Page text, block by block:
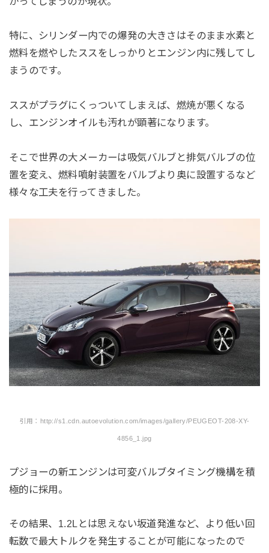
特に、シリンダー内での爆発の大きさはそのまま水素と
燃料を燃やしたススをしっかりとエンジン内に残してし
まうのです。
ススがプラグにくっついてしまえば、燃焼が悪くなる
し、エンジンオイルも汚れが顕著になります。
そこで世界の大メーカーは吸気バルブと排気バルブの位
置を変え、燃料噴射装置をバルブより奥に設置するなど
様々な工夫を行ってきました。
引用：http://s1.cdn.autoevolution.com/images/gallery/PEUGEOT-208-XY-
4856_1.jpg
プジョーの新エンジンは可変バルブタイミング機構を積
極的に採用。
その結果、1.2Lとは思えない坂道発進など、より低い回
転数で最大トルクを発生することが可能になったので